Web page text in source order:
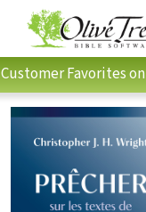
Customer Favorites